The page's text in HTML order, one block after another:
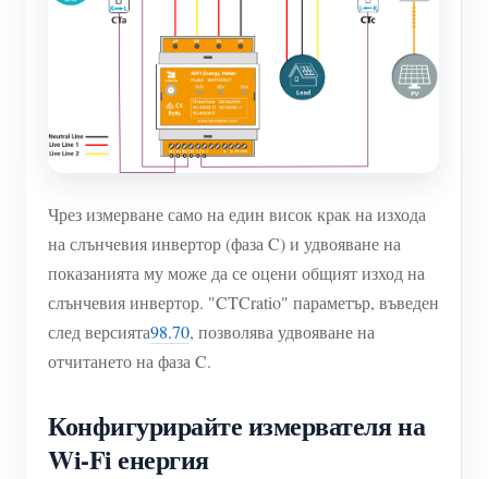
Чрез измерване само на един висок крак на изхода
на слънчевия инвертор (фаза C) и удвояване на
показанията му може да се оцени общият изход на
слънчевия инвертор. "CTCratio" параметър, въведен
след версията98.70, позволява удвояване на
отчитането на фаза C.
Конфигурирайте измервателя на
Wi-Fi енергия